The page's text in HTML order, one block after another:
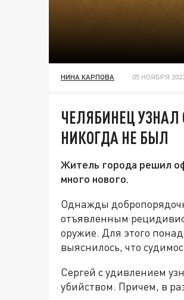
НИНА КАРПОВА 05 НОЯБРЯ
ЧЕЛЯБИНЕЦ УЗНАЛ
НИКОГДА НЕ БЫЛ
Житель города решил
много нового.
Однажды
отъявленным
оружие. Для этого
выяснилось, что
Сергей с удивлением
убийством. Причем, в